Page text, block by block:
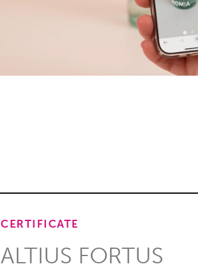
CERTIFICATE
ALTIUS FORTUS